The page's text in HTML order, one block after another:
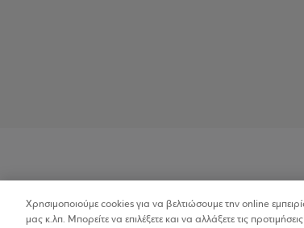
Προσβασιμότητα
Χρησιμοποιούμε cookies για να βελτιώσουμε την online
μας κ.λπ. Μπορείτε να επιλέξετε και να αλλάξετε τις